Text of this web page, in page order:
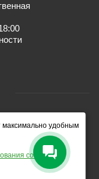
максимально удобным
cookies.